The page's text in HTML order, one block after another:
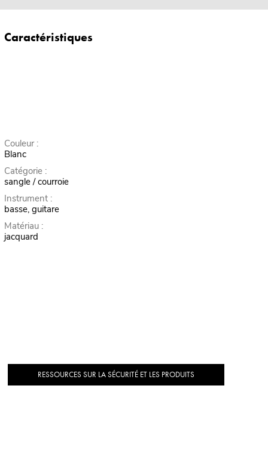
Caractéristiques
Couleur :
Blanc
Catégorie :
sangle / courroie
Instrument :
basse, guitare
Matériau :
jacquard
RESSOURCES SUR LA SÉCURITÉ ET LES PRODUITS